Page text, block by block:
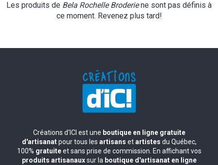
Les produits de Bela Rochelle Broderiene sont pas définis à
ce moment. Revenez plus tard!
Créations d'ICI est une boutique en ligne gratuite
d'artisanatpour tous les artisans etartistes du Québec,
100% gratuiteet sans prise de commission. En affichant vos
produits artisanauxsur la boutique d'artisanat en ligne